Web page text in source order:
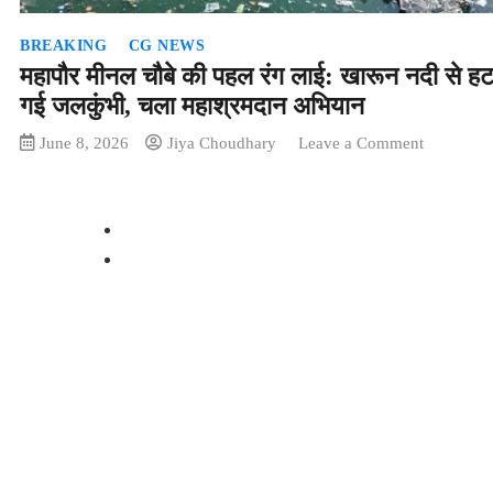
BREAKING CG NEWS
महापौर मीनल चौबे की पहल रंग लाई: खारून नदी से
गई जलकुंभी, चला महाश्रमदान अभियान
June 8, 2026 Jiya Choudhary Leave a Commenton